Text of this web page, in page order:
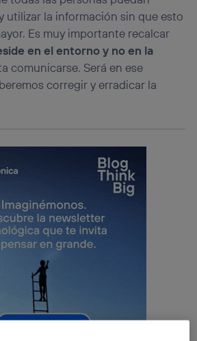
utilizar la información sin que esto
Es muy importante recalcar
en el entorno y no en la
comunicarse. Será en ese
corregir y erradicar la